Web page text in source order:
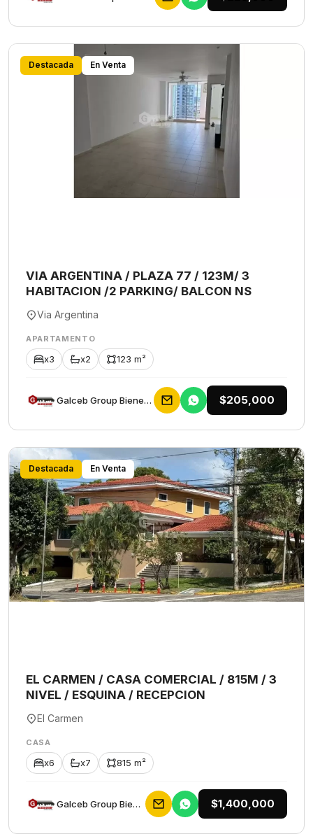
Destacada En Venta
VIA ARGENTINA / PLAZA 77 / 123M/ 3
HABITACION /2 PARKING/ BALCON NS
Via Argentina
APARTAMENTO
x3 x2 123 m²
Galceb Group Bienes Raices $205,000
Destacada En Venta
EL CARMEN / CASA COMERCIAL / 815M / 3
NIVEL / ESQUINA / RECEPCION
El Carmen
CASA
x6 x7 815 m²
Galceb Group Bienes Raices $1,400,000